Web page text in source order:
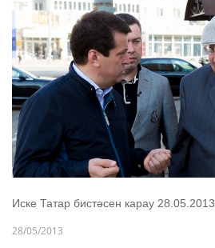
Иске Татар бистәсен карау 28.05.2013
28/05/2013